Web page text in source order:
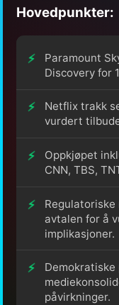
Hovedpunkter:
Paramount
Discovery for
Netflix trakk
vurdert
Oppkjøpet
CNN, TBS,
avtalen for å
implikasjoner.
påvirkninger.